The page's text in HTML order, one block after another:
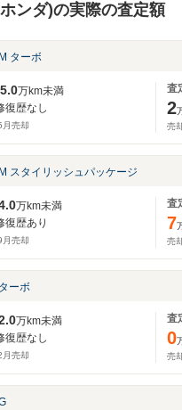
ンダ)の実際の査定額
ターボ
万km未満
復歴なし
月売却
査
2
売
スタイリッシュパッケージ
万km未満
復歴あり
月売却
査
7
売
ーボ
万km未満
復歴なし
月売却
査
0
売